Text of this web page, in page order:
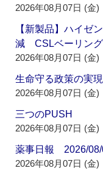
2026年08月07日 (金)
【新製品】ハイゼ
減 CSLベーリング
2026年08月07日 (金)
生命守る政策の実
2026年08月07日 (金)
三つのPUSH
2026年08月07日 (金)
薬事日報 2026/08/
2026年08月07日 (金)